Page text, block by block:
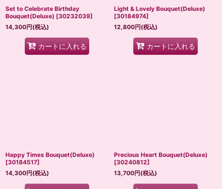
Set to Celebrate Birthday
Bouquet(Deluxe) [30232039]
14,300円(税込)
カートに入れる
Light & Lovely Bouquet(Deluxe)
[30184974]
12,800円(税込)
カートに入れる
Happy Times Bouquet(Deluxe)
[30184517]
14,300円(税込)
Precious Heart Bouquet(Deluxe)
[30240812]
13,700円(税込)